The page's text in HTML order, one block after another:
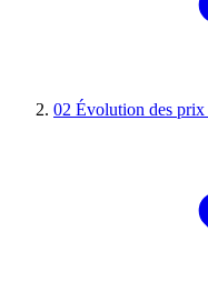
02 Évolution des prix